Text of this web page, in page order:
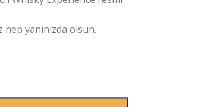
hep yanınızda olsun.